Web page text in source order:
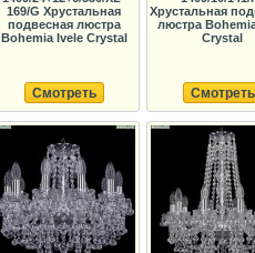
169/G Хрустальная
подвесная люстра
Bohemia Ivele Crystal
Смотреть
Хрустальная
люстра
Crystal
Смотреть